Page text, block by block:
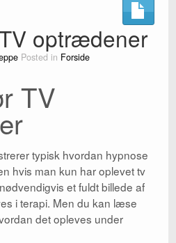
optrædener
Posted in Forside
TV
typisk hvordan hypnose
hvis man kun har oplevet tv
et fuldt billede af
i terapi. Men du kan læse
det opleves under